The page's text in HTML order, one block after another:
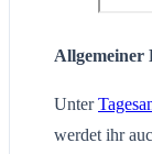
Allgemeiner
Unter
werdet ihr